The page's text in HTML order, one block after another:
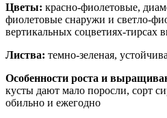
Цветы: красно-фиолетовые,
фиолетовые снаружи и светло-
вертикальных соцветиях-тирсах
Листва: темно-зеленая,
Особенности роста и
кусты дают мало поросли, сорт
обильно и ежегодно